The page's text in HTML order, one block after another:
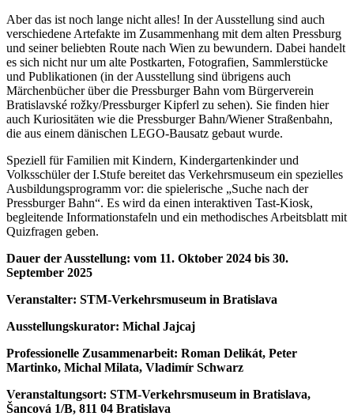
Aber das ist noch lange nicht alles! In der Ausstellung sind auch
verschiedene Artefakte im Zusammenhang mit dem alten Pressburg
und seiner beliebten Route nach Wien zu bewundern. Dabei handelt
es sich nicht nur um alte Postkarten, Fotografien, Sammlerstücke
und Publikationen (in der Ausstellung sind übrigens auch
Märchenbücher über die Pressburger Bahn vom Bürgerverein
Bratislavské rožky/Pressburger Kipferl zu sehen). Sie finden hier
auch Kuriositäten wie die Pressburger Bahn/Wiener Straßenbahn,
die aus einem dänischen LEGO-Bausatz gebaut wurde.
Speziell für Familien mit Kindern, Kindergartenkinder und
Volksschüler der I.Stufe bereitet das Verkehrsmuseum ein spezielles
Ausbildungsprogramm vor: die spielerische „Suche nach der
Pressburger Bahn“. Es wird da einen interaktiven Tast-Kiosk,
begleitende Informationstafeln und ein methodisches Arbeitsblatt mit
Quizfragen geben.
Dauer der Ausstellung: vom 11. Oktober 2024 bis 30.
September 2025
Veranstalter: STM-Verkehrsmuseum in Bratislava
Ausstellungskurator: Michal Jajcaj
Professionelle Zusammenarbeit: Roman Delikát, Peter
Martinko, Michal Milata, Vladimír Schwarz
Veranstaltungsort: STM-Verkehrsmuseum in Bratislava,
Šancová 1/B, 811 04 Bratislava